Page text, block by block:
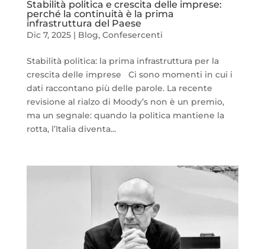
Stabilità politica e crescita delle imprese:
perché la continuità è la prima
infrastruttura del Paese
Dic 7, 2025| Blog, Confesercenti
Stabilità politica: la prima infrastruttura per la
crescita delle imprese Ci sono momenti in cui i
dati raccontano più delle parole. La recente
revisione al rialzo di Moody’s non è un premio,
ma un segnale: quando la politica mantiene la
rotta, l’Italia diventa...